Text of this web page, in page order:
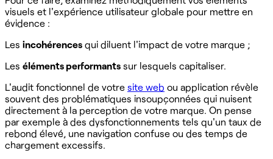
visuels et l'expérience utilisateur globale pour mettre en
évidence :
Les incohérences qui diluent l'impact de votre marque ;
Les éléments performants sur lesquels capitaliser.
L'audit fonctionnel de votre site web ou application révèle
souvent des problématiques insoupçonnées qui nuisent
directement à la perception de votre marque. On pense
par exemple à des dysfonctionnements tels qu'un taux de
rebond élevé, une navigation confuse ou des temps de
chargement excessifs.